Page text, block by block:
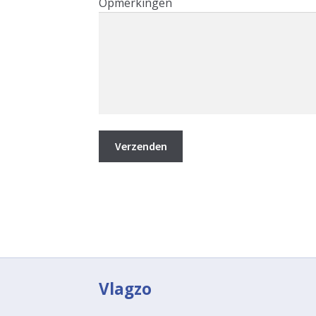
Opmerkingen
Vlagzo